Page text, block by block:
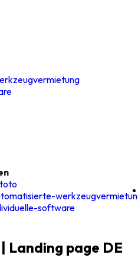
software
Landing page DE